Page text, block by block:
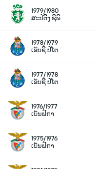
1979/1980
ສະປໍຕິິງ ຊີພີ
1978/1979
ເອັບຊີ ປໍໂຕ
1977/1978
ເອັບຊີ ປໍໂຕ
1976/1977
ເບັນຟິກາ
1975/1976
ເບັນຟິກາ